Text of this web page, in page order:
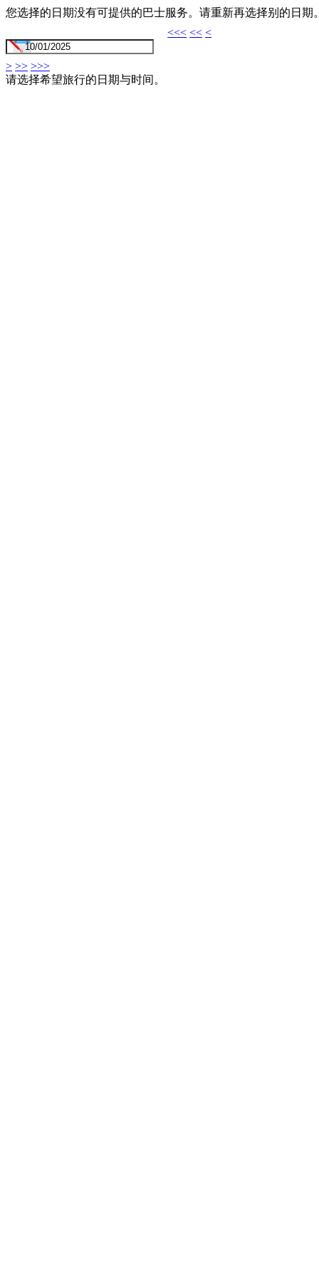
您选择的日期没有可提供的巴士服务。请重新再选择别的日期
<<< << <
> >> >>>
请选择希望旅行的日期与时间。